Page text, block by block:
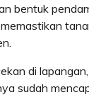
bentuk
di
sudah